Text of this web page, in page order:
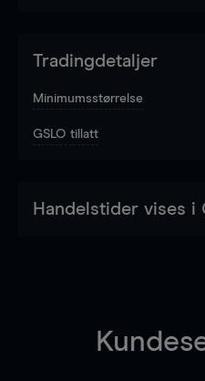
Tradingdetaljer
Minimumsstørrelse
GSLO tillatt
Handelstider vises i